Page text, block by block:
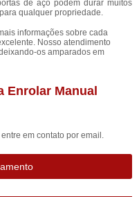
de aço podem durar muitos
qualquer propriedade.
informações sobre cada
Nosso atendimento
os amparados em
Enrolar Manual
entre em contato por email.